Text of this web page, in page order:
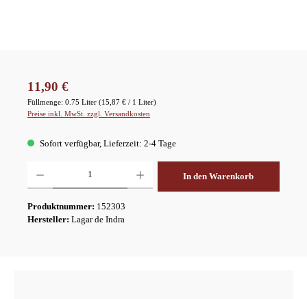
Regulärer Preis:
11,90 €
Füllmenge: 0.75 Liter (15,87 € / 1 Liter)
Preise inkl. MwSt. zzgl. Versandkosten
Sofort verfügbar, Lieferzeit: 2-4 Tage
In den Warenkorb
Produktnummer: 152303
Hersteller: Lagar de Indra